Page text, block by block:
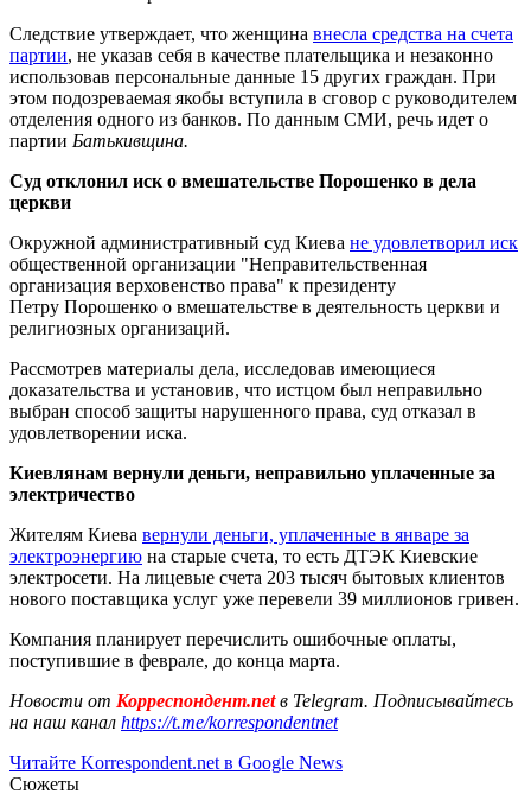
Следствие утверждает, что женщина внесла средства на счета
партии, не указав себя в качестве плательщика и незаконно
использовав персональные данные 15 других граждан. При
этом подозреваемая якобы вступила в сговор с руководителем
отделения одного из банков. По данным СМИ, речь идет о
партии Батькивщина.
Суд отклонил иск о вмешательстве Порошенко в дела
церкви
Окружной административный суд Киева не удовлетворил иск
общественной организации "Неправительственная
организация верховенство права" к президенту
Петру Порошенко о вмешательстве в деятельность церкви и
религиозных организаций.
Рассмотрев материалы дела, исследовав имеющиеся
доказательства и установив, что истцом был неправильно
выбран способ защиты нарушенного права, суд отказал в
удовлетворении иска.
Киевлянам вернули деньги, неправильно уплаченные за
электричество
Жителям Киева вернули деньги, уплаченные в январе за
электроэнергию на старые счета, то есть ДТЭК Киевские
электросети. На лицевые счета 203 тысяч бытовых клиентов
нового поставщика услуг уже перевели 39 миллионов гривен.
Компания планирует перечислить ошибочные оплаты,
поступившие в феврале, до конца марта.
Новости от Корреспондент.netв Telegram. Подписывайтесь
на наш канал https://t.me/korrespondentnet
Читайте Korrespondent.net в Google News
Сюжеты